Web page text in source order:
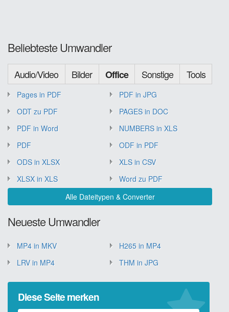
Beliebteste Umwandler
Audio/Video Bilder Office Sonstige Tools
Pages in PDF
PDF in JPG
ODT zu PDF
PAGES in DOC
PDF in Word
NUMBERS in XLS
PDF
ODF in PDF
ODS in XLSX
XLS in CSV
XLSX in XLS
Word zu PDF
Alle Dateitypen & Converter
Neueste Umwandler
MP4 in MKV
H265 in MP4
LRV in MP4
THM in JPG
Diese Seite merken